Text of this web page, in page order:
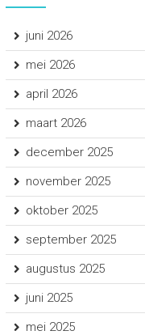
juni 2026
mei 2026
april 2026
maart 2026
december 2025
november 2025
oktober 2025
september 2025
augustus 2025
juni 2025
mei 2025